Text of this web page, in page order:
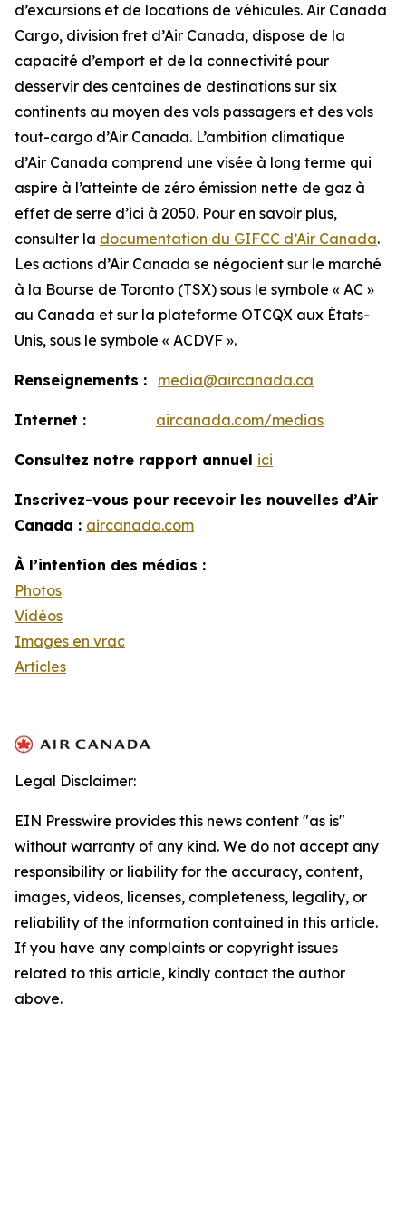
d’excursions et de locations de véhicules. Air Canada
Cargo, division fret d’Air Canada, dispose de la
capacité d’emport et de la connectivité pour
desservir des centaines de destinations sur six
continents au moyen des vols passagers et des vols
tout-cargo d’Air Canada. L’ambition climatique
d’Air Canada comprend une visée à long terme qui
aspire à l’atteinte de zéro émission nette de gaz à
effet de serre d’ici à 2050. Pour en savoir plus,
consulter la documentation du GIFCC d’Air Canada.
Les actions d’Air Canada se négocient sur le marché
à la Bourse de Toronto (TSX) sous le symbole « AC »
au Canada et sur la plateforme OTCQX aux États-
Unis, sous le symbole « ACDVF ».
Renseignements : media@aircanada.ca
Internet : aircanada.com/medias
Consultez notre rapport annuel ici
Inscrivez-vous pour recevoir les nouvelles d’Air
Canada : aircanada.com
À l’intention des médias :
Photos
Vidéos
Images en vrac
Articles
Legal Disclaimer:
EIN Presswire provides this news content "as is"
without warranty of any kind. We do not accept any
responsibility or liability for the accuracy, content,
images, videos, licenses, completeness, legality, or
reliability of the information contained in this article.
If you have any complaints or copyright issues
related to this article, kindly contact the author
above.